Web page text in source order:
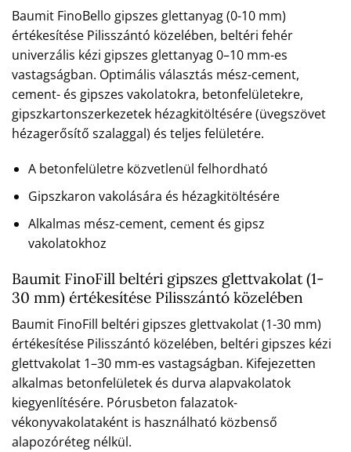
Baumit FinoBello gipszes glettanyag (0-10 mm)
értékesítése Pilisszántó közelében, beltéri fehér
univerzális kézi gipszes glettanyag 0–10 mm-es
vastagságban. Optimális választás mész-cement,
cement- és gipszes vakolatokra, betonfelületekre,
gipszkartonszerkezetek hézagkitöltésére (üvegszövet
hézagerősítő szalaggal) és teljes felületére.
A betonfelületre közvetlenül felhordható
Gipszkaron vakolására és hézagkitöltésére
Alkalmas mész-cement, cement és gipsz
vakolatokhoz
Baumit FinoFill beltéri gipszes glettvakolat (1-
30 mm) értékesítése Pilisszántó közelében
Baumit FinoFill beltéri gipszes glettvakolat (1-30 mm)
értékesítése Pilisszántó közelében, beltéri gipszes kézi
glettvakolat 1–30 mm-es vastagságban. Kifejezetten
alkalmas betonfelületek és durva alapvakolatok
kiegyenlítésére. Pórusbeton falazatok-
vékonyvakolataként is használható közbenső
alapozóréteg nélkül.